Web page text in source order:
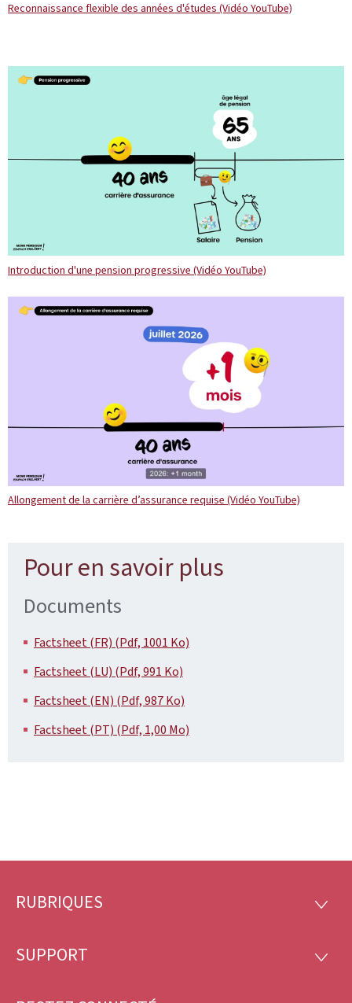
Reconnaissance flexible des années d'études (Vidéo YouTube)
Introduction d'une pension progressive (Vidéo YouTube)
Allongement de la carrière d’assurance requise (Vidéo YouTube)
Pour en savoir plus
Documents
Factsheet (FR) (Pdf, 1001 Ko)
Factsheet (LU) (Pdf, 991 Ko)
Factsheet (EN) (Pdf, 987 Ko)
Factsheet (PT) (Pdf, 1,00 Mo)
Pied
page
RUBRIQUES
SUPPORT